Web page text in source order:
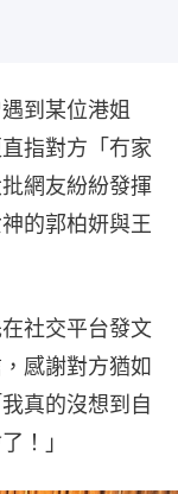
到某位港姐
指對方「冇家
網友紛紛發揮
的郭柏妍與王
社交平台發文
感謝對方猶如
真的沒想到自
！」